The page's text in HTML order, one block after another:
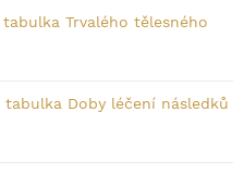
Trvalého tělesného
Doby léčení následků